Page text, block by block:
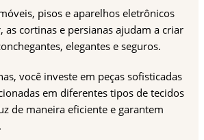
pisos e aparelhos eletrônicos
as cortinas e persianas ajudam a criar
elegantes e seguros.
você investe em peças sofisticadas
em diferentes tipos de tecidos
de maneira eficiente e garantem